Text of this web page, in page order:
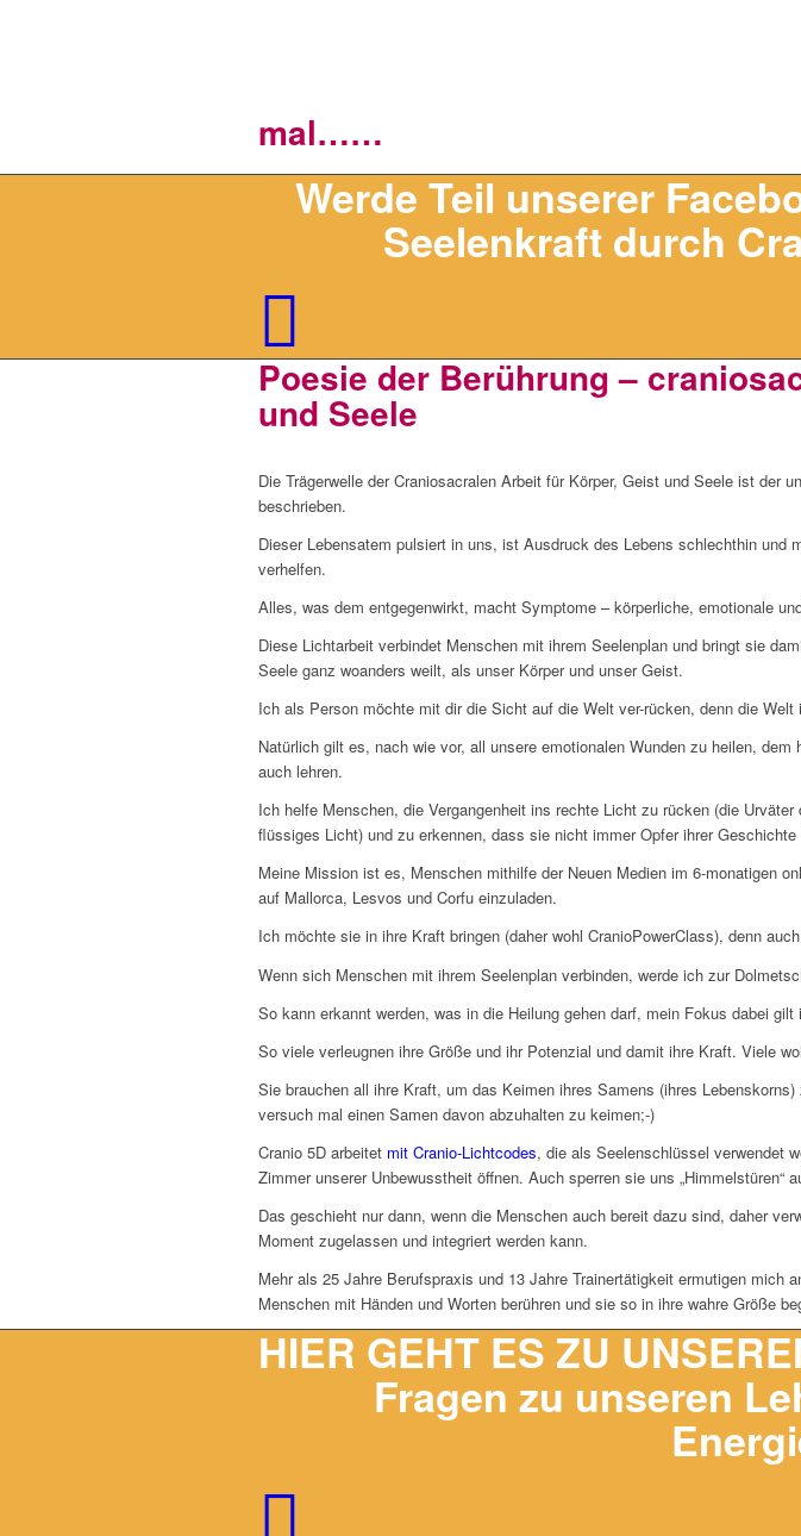
mal……
Werde Teil unserer
Seelenkraft durch
Poesie der Berührung –
und Seele
Die Trägerwelle der Craniosacralen Arbeit für Körper, Geist und Seele ist
beschrieben.
Dieser Lebensatem pulsiert in uns, ist Ausdruck des Lebens schlechthin
verhelfen.
Alles, was dem entgegenwirkt, macht Symptome – körperliche, emotionale
Diese Lichtarbeit verbindet Menschen mit ihrem Seelenplan und bringt sie
Seele ganz woanders weilt, als unser Körper und unser Geist.
Ich als Person möchte mit dir die Sicht auf die Welt ver-rücken, denn die
Natürlich gilt es, nach wie vor, all unsere emotionalen Wunden zu heilen,
auch lehren.
Ich helfe Menschen, die Vergangenheit ins rechte Licht zu rücken (die
flüssiges Licht) und zu erkennen, dass sie nicht immer Opfer ihrer
Meine Mission ist es, Menschen mithilfe der Neuen Medien im 6-monatigen
auf Mallorca, Lesvos und Corfu einzuladen.
Ich möchte sie in ihre Kraft bringen (daher wohl CranioPowerClass), denn
Wenn sich Menschen mit ihrem Seelenplan verbinden, werde ich zur
So kann erkannt werden, was in die Heilung gehen darf, mein Fokus dabei
So viele verleugnen ihre Größe und ihr Potenzial und damit ihre Kraft. Viele
Sie brauchen all ihre Kraft, um das Keimen ihres Samens (ihres
versuch mal einen Samen davon abzuhalten zu keimen;-)
Cranio 5D arbeitet mit Cranio-Lichtcodes, die als Seelenschlüssel verwendet
Zimmer unserer Unbewusstheit öffnen. Auch sperren sie uns
Das geschieht nur dann, wenn die Menschen auch bereit dazu sind, daher
Moment zugelassen und integriert werden kann.
Mehr als 25 Jahre Berufspraxis und 13 Jahre Trainertätigkeit ermutigen
Menschen mit Händen und Worten berühren und sie so in ihre wahre Größe
HIER GEHT ES ZU
Fragen zu unseren